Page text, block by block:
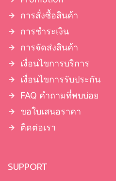
การสั่งซื้อสินค้า
การชำระเงิน
การจัดส่งสินค้า
เงื่อนไขการบริการ
เงื่อนไขการรับประกัน
FAQ คำถามที่พบบ่อย
ขอใบเสนอราคา
ติดต่อเรา
SUPPORT